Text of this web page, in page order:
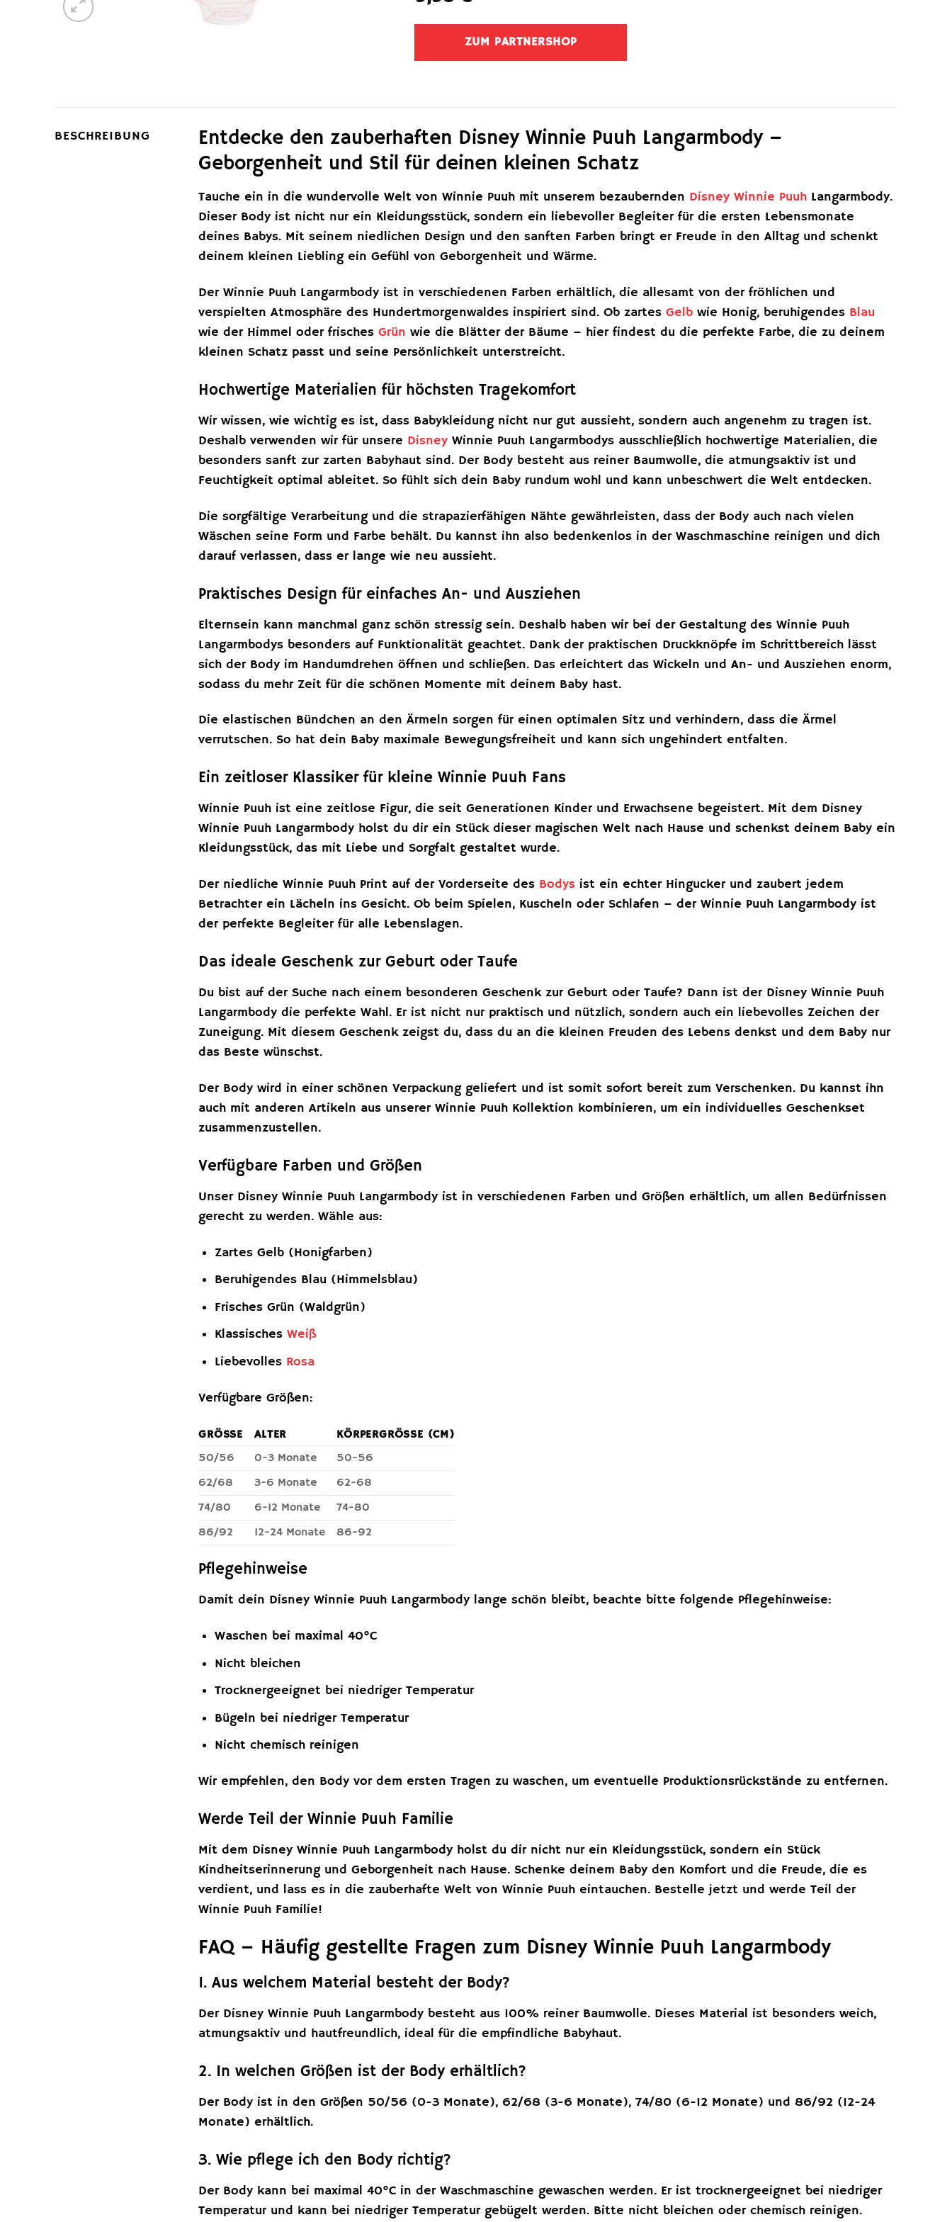
ZUM PARTNERSHOP
BESCHREIBUNG
Entdecke den zauberhaften Disney Winnie Puuh Langarmbody –
Geborgenheit und Stil für deinen kleinen Schatz
Tauche ein in die wundervolle Welt von Winnie Puuh mit unserem bezaubernden Disney Winnie Puuh Langarmbody.
Dieser Body ist nicht nur ein Kleidungsstück, sondern ein liebevoller Begleiter für die ersten Lebensmonate
deines Babys. Mit seinem niedlichen Design und den sanften Farben bringt er Freude in den Alltag und schenkt
deinem kleinen Liebling ein Gefühl von Geborgenheit und Wärme.
Der Winnie Puuh Langarmbody ist in verschiedenen Farben erhältlich, die allesamt von der fröhlichen und
verspielten Atmosphäre des Hundertmorgenwaldes inspiriert sind. Ob zartesGelb wie Honig, beruhigendes Blau
wie der Himmel oder frischesGrün wie die Blätter der Bäume – hier findest du die perfekte Farbe, die zu deinem
kleinen Schatz passt und seine Persönlichkeit unterstreicht.
Hochwertige Materialien für höchsten Tragekomfort
Wir wissen, wie wichtig es ist, dass Babykleidung nicht nur gut aussieht, sondern auch angenehm zu tragen ist.
Deshalb verwenden wir für unsere Disney Winnie Puuh Langarmbodys ausschließlich hochwertige Materialien, die
besonders sanft zur zarten Babyhaut sind. Der Body besteht aus reiner Baumwolle, die atmungsaktiv ist und
Feuchtigkeit optimal ableitet. So fühlt sich dein Baby rundum wohl und kann unbeschwert die Welt entdecken.
Die sorgfältige Verarbeitung und die strapazierfähigen Nähte gewährleisten, dass der Body auch nach vielen
Wäschen seine Form und Farbe behält. Du kannst ihn also bedenkenlos in der Waschmaschine reinigen und dich
darauf verlassen, dass er lange wie neu aussieht.
Praktisches Design für einfaches An- und Ausziehen
Elternsein kann manchmal ganz schön stressig sein. Deshalb haben wir bei der Gestaltung des Winnie Puuh
Langarmbodys besonders auf Funktionalität geachtet. Dank der praktischen Druckknöpfe im Schrittbereich lässt
sich der Body im Handumdrehen öffnen und schließen. Das erleichtert das Wickeln und An- und Ausziehen enorm,
sodass du mehr Zeit für die schönen Momente mit deinem Baby hast.
Die elastischen Bündchen an den Ärmeln sorgen für einen optimalen Sitz und verhindern, dass die Ärmel
verrutschen. So hat dein Baby maximale Bewegungsfreiheit und kann sich ungehindert entfalten.
Ein zeitloser Klassiker für kleine Winnie Puuh Fans
Winnie Puuh ist eine zeitlose Figur, die seit Generationen Kinder und Erwachsene begeistert. Mit dem Disney
Winnie Puuh Langarmbody holst du dir ein Stück dieser magischen Welt nach Hause und schenkst deinem Baby ein
Kleidungsstück, das mit Liebe und Sorgfalt gestaltet wurde.
Der niedliche Winnie Puuh Print auf der Vorderseite des Bodys ist ein echter Hingucker und zaubert jedem
Betrachter ein Lächeln ins Gesicht. Ob beim Spielen, Kuscheln oder Schlafen – der Winnie Puuh Langarmbody ist
der perfekte Begleiter für alle Lebenslagen.
Das ideale Geschenk zur Geburt oder Taufe
Du bist auf der Suche nach einem besonderen Geschenk zur Geburt oder Taufe? Dann ist der Disney Winnie Puuh
Langarmbody die perfekte Wahl. Er ist nicht nur praktisch und nützlich, sondern auch ein liebevolles Zeichen der
Zuneigung. Mit diesem Geschenk zeigst du, dass du an die kleinen Freuden des Lebens denkst und dem Baby nur
das Beste wünschst.
Der Body wird in einer schönen Verpackung geliefert und ist somit sofort bereit zum Verschenken. Du kannst ihn
auch mit anderen Artikeln aus unserer Winnie Puuh Kollektion kombinieren, um ein individuelles Geschenkset
zusammenzustellen.
Verfügbare Farben und Größen
Unser Disney Winnie Puuh Langarmbody ist in verschiedenen Farben und Größen erhältlich, um allen Bedürfnissen
gerecht zu werden. Wähle aus:
Zartes Gelb (Honigfarben)
Beruhigendes Blau (Himmelsblau)
Frisches Grün (Waldgrün)
KlassischesWeiß
Liebevolles Rosa
Verfügbare Größen:
GRÖSSE ALTER
KÖRPERGRÖSSE (CM)
50/56
0-3 Monate
50-56
62/68
3-6 Monate
62-68
74/80
6-12 Monate
74-80
86/92
12-24 Monate 86-92
Pflegehinweise
Damit dein Disney Winnie Puuh Langarmbody lange schön bleibt, beachte bitte folgende Pflegehinweise:
Waschen bei maximal 40°C
Nicht bleichen
Trocknergeeignet bei niedriger Temperatur
Bügeln bei niedriger Temperatur
Nicht chemisch reinigen
Wir empfehlen, den Body vor dem ersten Tragen zu waschen, um eventuelle Produktionsrückstände zu entfernen.
Werde Teil der Winnie Puuh Familie
Mit dem Disney Winnie Puuh Langarmbody holst du dir nicht nur ein Kleidungsstück, sondern ein Stück
Kindheitserinnerung und Geborgenheit nach Hause. Schenke deinem Baby den Komfort und die Freude, die es
verdient, und lass es in die zauberhafte Welt von Winnie Puuh eintauchen. Bestelle jetzt und werde Teil der
Winnie Puuh Familie!
FAQ – Häufig gestellte Fragen zum Disney Winnie Puuh Langarmbody
1. Aus welchem Material besteht der Body?
Der Disney Winnie Puuh Langarmbody besteht aus 100% reiner Baumwolle. Dieses Material ist besonders weich,
atmungsaktiv und hautfreundlich, ideal für die empfindliche Babyhaut.
2. In welchen Größen ist der Body erhältlich?
Der Body ist in den Größen 50/56 (0-3 Monate), 62/68 (3-6 Monate), 74/80 (6-12 Monate) und 86/92 (12-24
Monate) erhältlich.
3. Wie pflege ich den Body richtig?
Der Body kann bei maximal 40°C in der Waschmaschine gewaschen werden. Er ist trocknergeeignet bei niedriger
Temperatur und kann bei niedriger Temperatur gebügelt werden. Bitte nicht bleichen oder chemisch reinigen.